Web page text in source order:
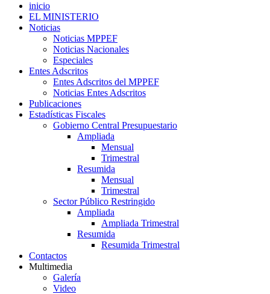
inicio
EL MINISTERIO
Noticias
Noticias MPPEF
Noticias Nacionales
Especiales
Entes Adscritos
Entes Adscritos del MPPEF
Noticias Entes Adscritos
Publicaciones
Estadísticas Fiscales
Gobierno Central Presupuestario
Ampliada
Mensual
Trimestral
Resumida
Mensual
Trimestral
Sector Público Restringido
Ampliada
Ampliada Trimestral
Resumida
Resumida Trimestral
Contactos
Multimedia
Galería
Video